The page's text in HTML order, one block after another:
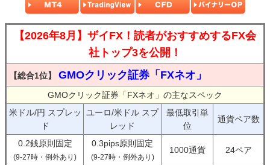
【2026年8月】ザイFX！読者がおすすめするFX会
社トップ3を公開！
【総合1位】 GMOクリック証券「FXネオ」
GMOクリック証券「FXネオ」の主なスペック
米ドル/円 スプレッ
ド
ユーロ/米ドル スプ
レッド
最低取引単
位
通貨ペア数
0.2銭原則固定
(9-27時・例外あり)
0.3pips原則固定
(9-27時・例外あり)
1000通貨 24ペア